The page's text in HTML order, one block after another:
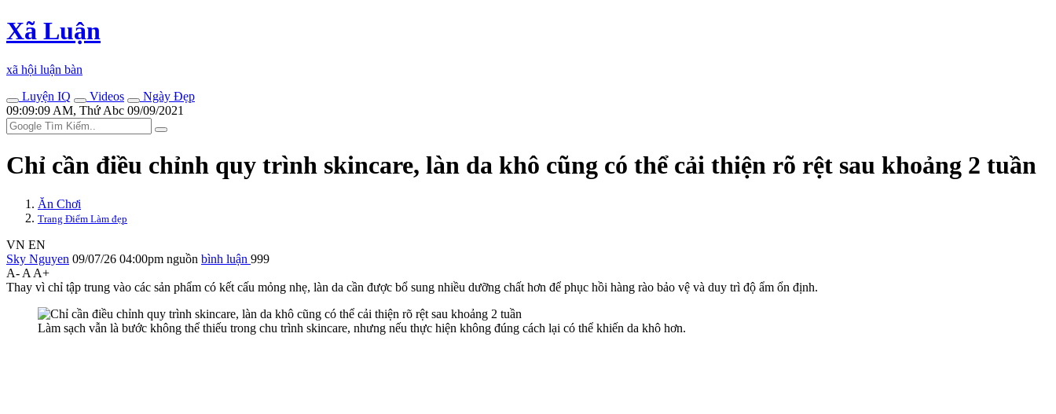
Xã Luận
xã hội luận bàn
Luyện IQ
Videos
Ngày Đẹp
09:09:09 AM, Thứ Abc 09/09/2021
Chỉ cần điều chỉnh quy trình skincare, làn da khô cũng có thể cải thiện rõ rệt sau khoảng 2 tuần
Ăn Chơi
Trang Điểm Làm đẹp
VN EN
Sky Nguyen 09/07/26 04:00pm nguồn bình luận 999
A- A A+
Thay vì chỉ tập trung vào các sản phẩm có kết cấu mỏng nhẹ, làn da cần được bổ sung nhiều dưỡng chất hơn để phục hồi hàng rào bảo vệ và duy trì độ ẩm ổn định.
Làm sạch vẫn là bước không thể thiếu trong chu trình skincare, nhưng nếu thực hiện không đúng cách lại có thể khiến da khô hơn.